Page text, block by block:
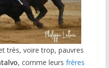
très, voire trop, pauvres
, comme leurs frères